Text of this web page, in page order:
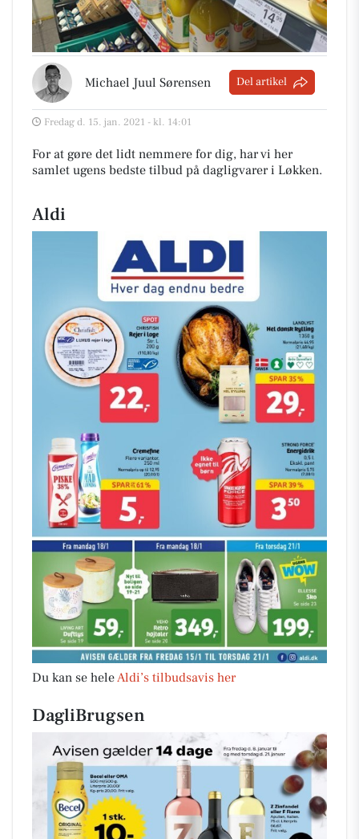
Michael Juul Sørensen Del artikel
Fredag d. 15. jan. 2021 - kl. 14:01
For at gøre det lidt nemmere for dig, har vi her
samlet ugens bedste tilbud på dagligvarer i Løkken.
Aldi
Du kan se heleAldi’s tilbudsavis her
DagliBrugsen